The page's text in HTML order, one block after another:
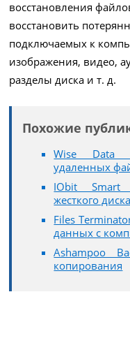
восстановления
восстановить
подключаемых к
изображения, видео,
разделы диска и т. д.
Похожие
Wise Data
удаленных
IObit Smart
жесткого диска
Files
данных с
Ashampoo
копирования